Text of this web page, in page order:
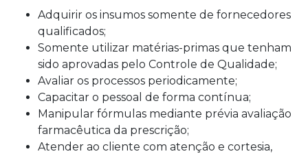
Adquirir os insumos somente de fornecedores
qualificados;
Somente utilizar matérias-primas que tenham
sido aprovadas pelo Controle de Qualidade;
Avaliar os processos periodicamente;
Capacitar o pessoal de forma contínua;
Manipular fórmulas mediante prévia avaliação
farmacêutica da prescrição;
Atender ao cliente com atenção e cortesia,